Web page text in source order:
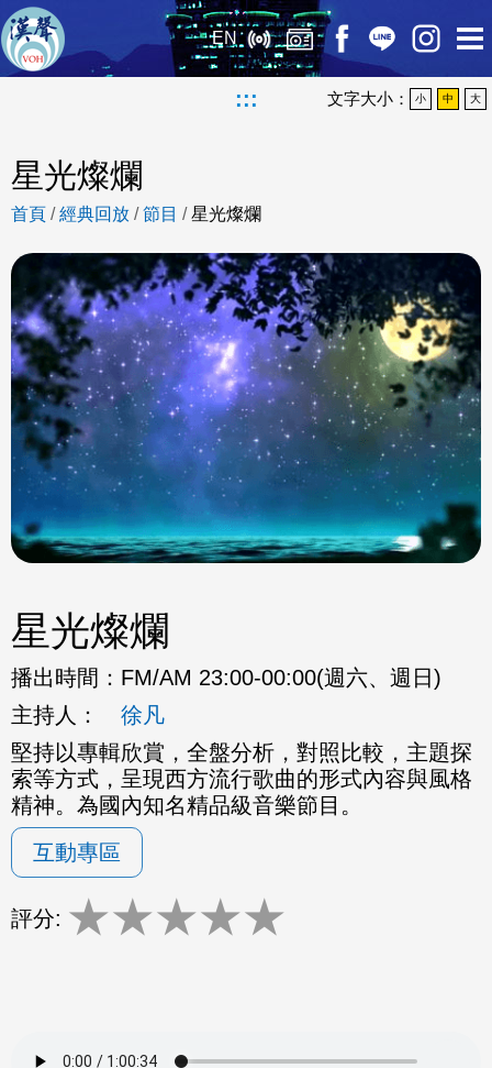
EN
::: 文字大小： 小 中 大
星光燦爛
首頁 /經典回放 /節目 /星光燦爛
星光燦爛
播出時間： FM/AM 23:00-00:00(週六、週日)
主持人：
徐凡
堅持以專輯欣賞，全盤分析，對照比較，主題探
索等方式，呈現西方流行歌曲的形式內容與風格
精神。為國內知名精品級音樂節目。
互動專區
評分: ★★★★★